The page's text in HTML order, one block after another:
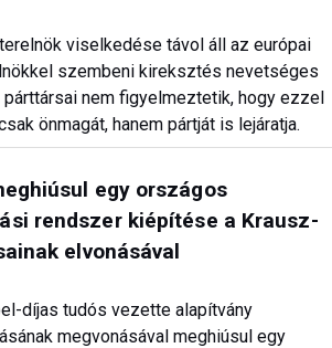
viselkedése távol áll az európai
szembeni kireksztés nevetséges
párttársai nem figyelmeztetik, hogy ezzel
önmagát, hanem pártját is lejáratja.
egy országos
rendszer kiépítése a Krausz-
elvonásával
díjas tudós vezette alapítvány
megvonásával meghiúsul egy